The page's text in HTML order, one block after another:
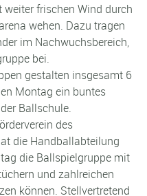
frischen Wind durch
wehen. Dazu tragen
im Nachwuchsbereich,
bei.
gestalten insgesamt 6
Montag ein buntes
Ballschule.
des
die Handballabteilung
die Ballspielgruppe mit
und zahlreichen
können. Stellvertretend